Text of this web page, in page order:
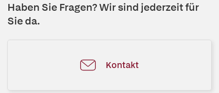
Haben Sie Fragen? Wir sind jederzeit für
Sie da.
Kontakt